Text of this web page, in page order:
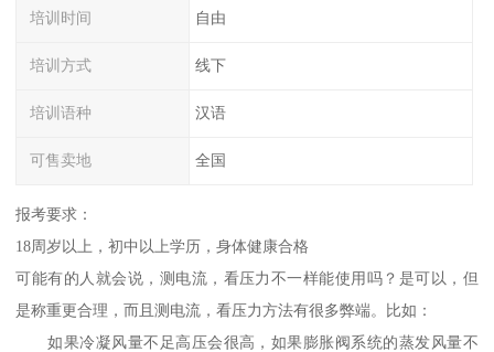
培训时间 自由
培训方式 线下
培训语种 汉语
可售卖地 全国
报考要求：
18周岁以上，初中以上学历，身体健康合格
可能有的人就会说，测电流，看压力不一样能使用吗？是可以，但
是称重更合理，而且测电流，看压力方法有很多弊端。比如：
如果冷凝风量不足高压会很高，如果膨胀阀系统的蒸发风量不